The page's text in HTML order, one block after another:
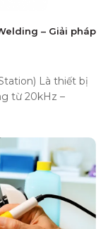
– Giải pháp
Là thiết bị
từ 20kHz –